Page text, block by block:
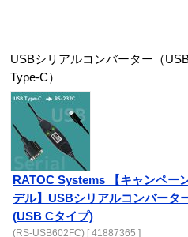
USBシリアルコンバーター（
Type-C）
RATOC Systems 【キャンペー
デル】USBシリアルコンバータ
(USB Cタイプ)
(RS-USB602FC) [ 41887365 ]